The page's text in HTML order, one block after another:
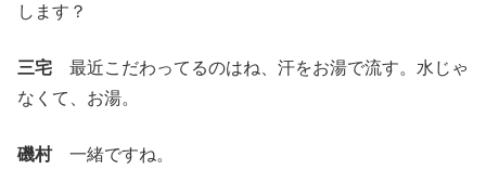
します？
三宅 最近こだわってるのはね、汗をお湯で流す。水じゃ
なくて、お湯。
磯村一緒ですね。